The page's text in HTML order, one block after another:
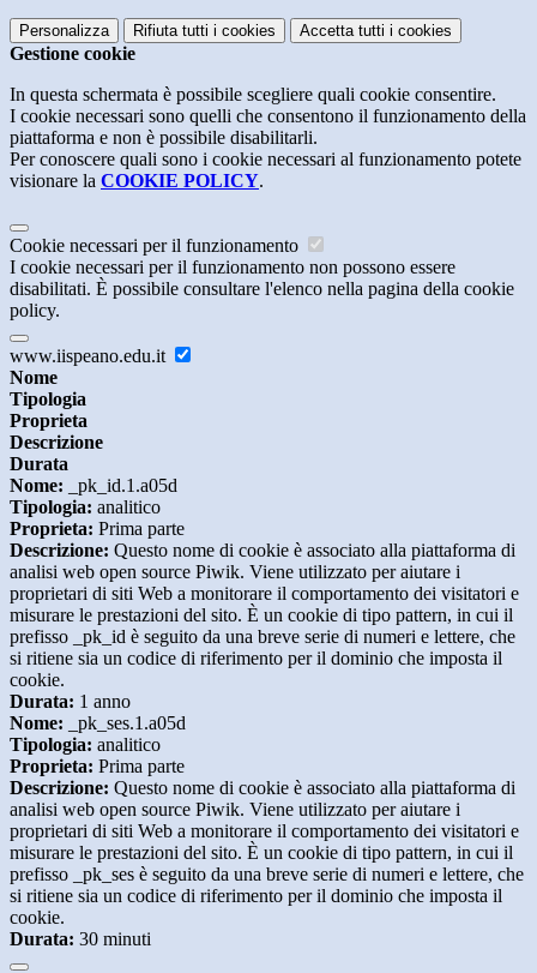
Personalizza Rifiuta tutti i cookies Accetta tutti i cookies
Gestione cookie
In questa schermata è possibile scegliere quali cookie consentire.
I cookie necessari sono quelli che consentono il funzionamento della
piattaforma e non è possibile disabilitarli.
Per conoscere quali sono i cookie necessari al funzionamento potete
visionare la COOKIE POLICY.
Cookie necessari per il funzionamento
I cookie necessari per il funzionamento non possono essere
disabilitati. È possibile consultare l'elenco nella pagina della cookie
policy.
www.iispeano.edu.it
Nome
Tipologia
Proprieta
Descrizione
Durata
Nome: _pk_id.1.a05d
Tipologia: analitico
Proprieta: Prima parte
Descrizione: Questo nome di cookie è associato alla piattaforma di
analisi web open source Piwik. Viene utilizzato per aiutare i
proprietari di siti Web a monitorare il comportamento dei visitatori e
misurare le prestazioni del sito. È un cookie di tipo pattern, in cui il
prefisso _pk_id è seguito da una breve serie di numeri e lettere, che
si ritiene sia un codice di riferimento per il dominio che imposta il
cookie.
Durata: 1 anno
Nome: _pk_ses.1.a05d
Tipologia: analitico
Proprieta: Prima parte
Descrizione: Questo nome di cookie è associato alla piattaforma di
analisi web open source Piwik. Viene utilizzato per aiutare i
proprietari di siti Web a monitorare il comportamento dei visitatori e
misurare le prestazioni del sito. È un cookie di tipo pattern, in cui il
prefisso _pk_ses è seguito da una breve serie di numeri e lettere, che
si ritiene sia un codice di riferimento per il dominio che imposta il
cookie.
Durata: 30 minuti